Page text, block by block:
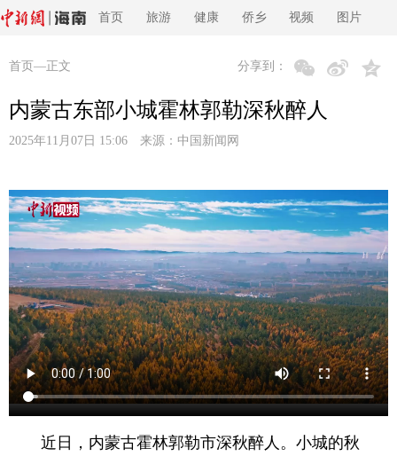
首页 旅游 健康 侨乡 视频 图片
首页 —正文 分享到：
内蒙古东部小城霍林郭勒深秋醉人
2025年11月07日 15:06 来源： 中国新闻网
近日，内蒙古霍林郭勒市深秋醉人。小城的秋